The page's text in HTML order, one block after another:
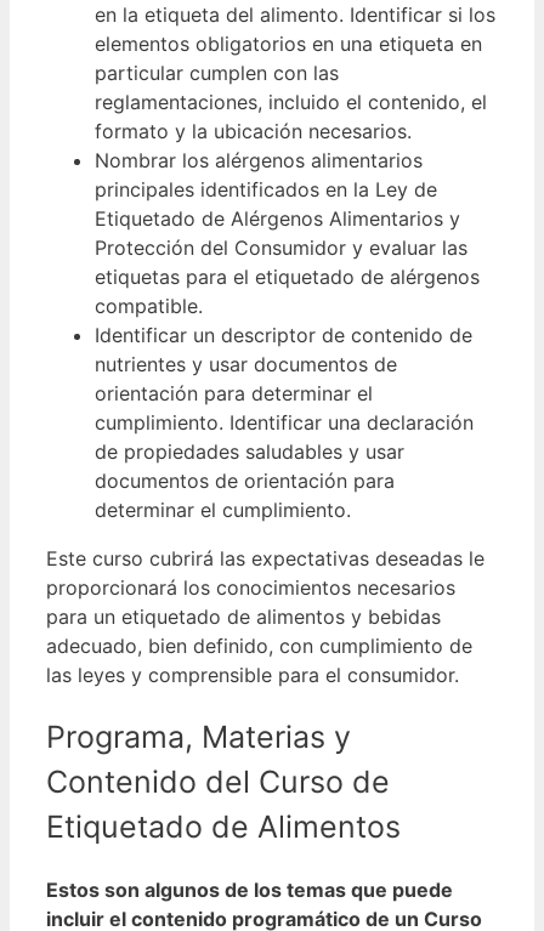
en la etiqueta del alimento. Identificar si los
elementos obligatorios en una etiqueta en
particular cumplen con las
reglamentaciones, incluido el contenido, el
formato y la ubicación necesarios.
Nombrar los alérgenos alimentarios
principales identificados en la Ley de
Etiquetado de Alérgenos Alimentarios y
Protección del Consumidor y evaluar las
etiquetas para el etiquetado de alérgenos
compatible.
Identificar un descriptor de contenido de
nutrientes y usar documentos de
orientación para determinar el
cumplimiento. Identificar una declaración
de propiedades saludables y usar
documentos de orientación para
determinar el cumplimiento.
Este curso cubrirá las expectativas deseadas le
proporcionará los conocimientos necesarios
para un etiquetado de alimentos y bebidas
adecuado, bien definido, con cumplimiento de
las leyes y comprensible para el consumidor.
Programa, Materias y
Contenido del Curso de
Etiquetado de Alimentos
Estos son algunos de los temas que puede
incluir el contenido programático de un Curso